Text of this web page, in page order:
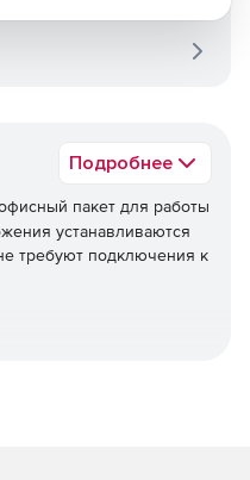
Подробнее
пакет для работы
устанавливаются
требуют подключения к